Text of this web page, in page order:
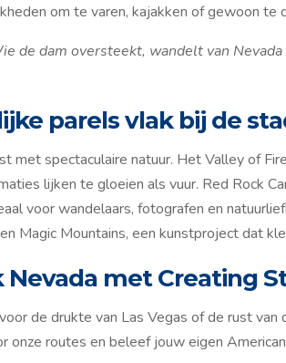
om te varen, kajakken of gewoon te
de dam oversteekt, wandelt van
parels vlak bij de
met spectaculaire natuur. Het Valley of
lijken te gloeien als vuur. Red Rock
voor wandelaars, fotografen en
Magic Mountains, een kunstproject dat
met Creating
de drukte van Las Vegas of de rust van
onze routes en beleef jouw eigen